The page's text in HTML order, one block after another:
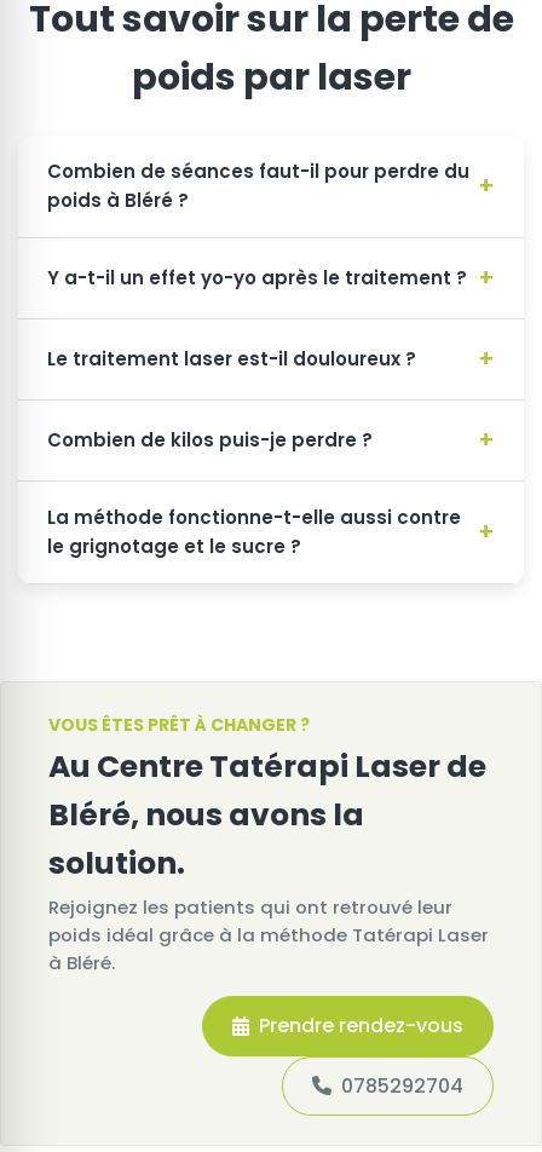
Tout savoir sur la perte de
poids par laser
Combien de séances faut-il pour perdre du
poids à Bléré ?
Y a-t-il un effet yo-yo après le traitement ?
Le traitement laser est-il douloureux ?
Combien de kilos puis-je perdre ?
La méthode fonctionne-t-elle aussi contre
le grignotage et le sucre ?
VOUS ÊTES PRÊT À CHANGER ?
Au Centre Tatérapi Laser de
Bléré, nous avons la
solution.
Rejoignez les patients qui ont retrouvé leur
poids idéal grâce à la méthode Tatérapi Laser
à Bléré.
Prendre rendez-vous
0785292704